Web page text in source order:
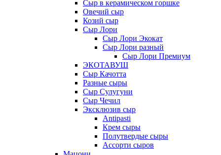
Сыр в керамическом горшке
Овечий сыр
Козий сыр
Сыр Лори
Сыр Лори Экокат
Сыр Лори разный
Сыр Лори Премиум
ЭКОТАВУШ
Сыр Качотта
Разные сыры
Сыр Сулугуни
Сыр Чечил
Эксклюзив сыр
Antipasti
Крем сыры
Полутвердые сыры
Ассорти сыров